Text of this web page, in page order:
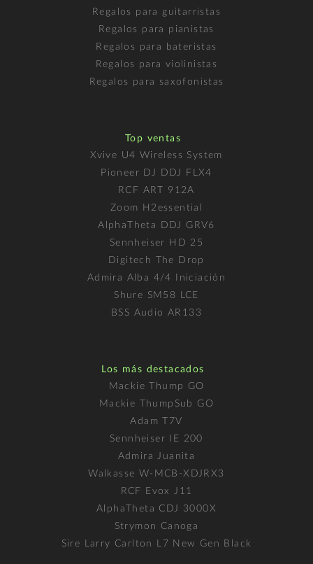
Regalos para guitarristas
Regalos para pianistas
Regalos para bateristas
Regalos para violinistas
Regalos para saxofonistas
Top ventas
Xvive U4 Wireless System
Pioneer DJ DDJ FLX4
RCF ART 912A
Zoom H2essential
AlphaTheta DDJ GRV6
Sennheiser HD 25
Digitech The Drop
Admira Alba 4/4 Iniciación
Shure SM58 LCE
BSS Audio AR133
Los más destacados
Mackie Thump GO
Mackie ThumpSub GO
Adam T7V
Sennheiser IE 200
Admira Juanita
Walkasse W-MCB-XDJRX3
RCF Evox J11
AlphaTheta CDJ 3000X
Strymon Canoga
Sire Larry Carlton L7 New Gen Black